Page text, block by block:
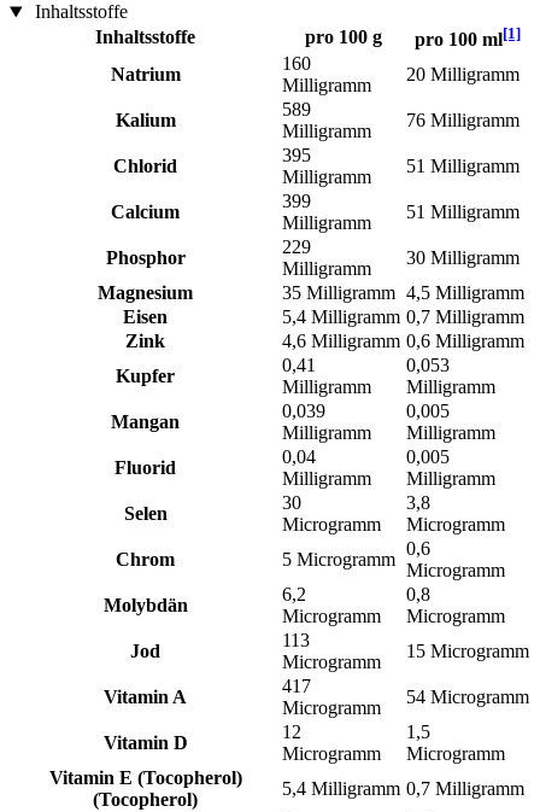
Inhaltsstoffe
Inhaltsstoffe
pro 100 g pro 100 ml[1]
Natrium
160
Milligramm
20 Milligramm
Kalium
589
Milligramm
76 Milligramm
Chlorid
395
Milligramm
51 Milligramm
Calcium
399
Milligramm
51 Milligramm
Phosphor
229
Milligramm
30 Milligramm
Magnesium
35 Milligramm 4,5 Milligramm
Eisen
5,4 Milligramm 0,7 Milligramm
Zink
4,6 Milligramm 0,6 Milligramm
Kupfer
0,41
Milligramm
0,053
Milligramm
Mangan
0,039
Milligramm
0,005
Milligramm
Fluorid
0,04
Milligramm
0,005
Milligramm
Selen
30
Microgramm
3,8
Microgramm
Chrom
5 Microgramm
0,6
Microgramm
Molybdän
6,2
Microgramm
0,8
Microgramm
Jod
113
Microgramm
15 Microgramm
Vitamin A
417
Microgramm
54 Microgramm
Vitamin D
12
Microgramm
1,5
Microgramm
Vitamin E (Tocopherol)
(Tocopherol)
5,4 Milligramm 0,7 Milligramm